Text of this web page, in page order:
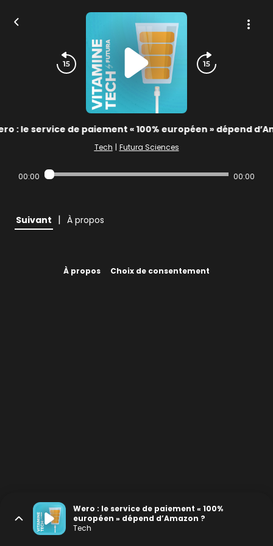
: le service de paiement « 100% européen » dépend
Tech | Futura Sciences
00:00 00:00
Suivant | À propos
À propos Choix de consentement
Wero : le service de paiement « 100%
européen » dépend d’Amazon ?
Tech